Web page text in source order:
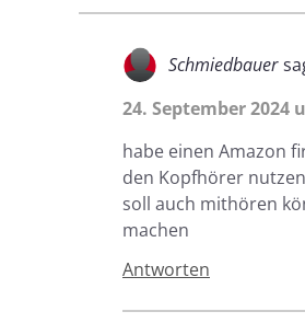
Schmiedbauer
24. September 2024
habe einen Amazon
den Kopfhörer
soll auch mithören
machen
Antworten